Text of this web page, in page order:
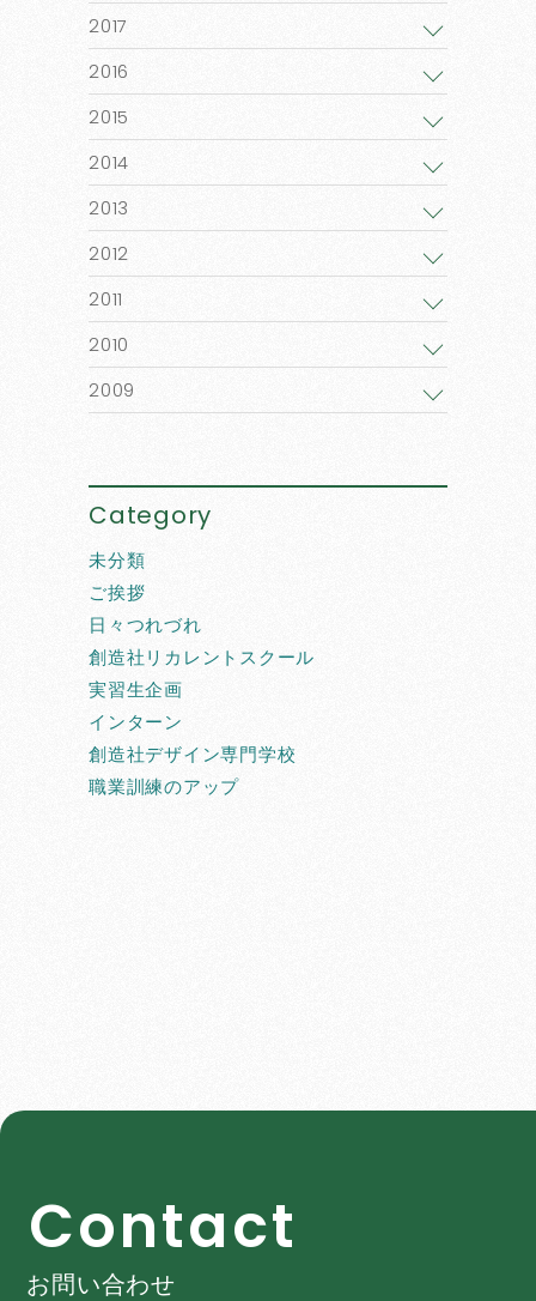
2017
2016
2015
2014
2013
2012
2011
2010
2009
Category
未分類
ご挨拶
日々つれづれ
創造社リカレントスクール
実習生企画
インターン
創造社デザイン専門学校
職業訓練のアップ
Contact
お問い合わせ